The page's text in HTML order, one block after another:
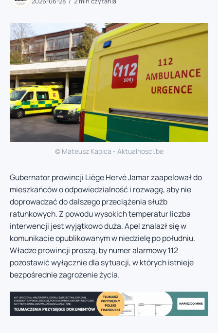
© Mateusz Kapica - Aktualnosci.be
Gubernator prowincji Liège Hervé Jamar zaapelował do
mieszkańców o odpowiedzialność i rozwagę, aby nie
doprowadzać do dalszego przeciążenia służb
ratunkowych. Z powodu wysokich temperatur liczba
interwencji jest wyjątkowo duża. Apel znalazł się w
komunikacie opublikowanym w niedzielę po południu.
Władze prowincji proszą, by numer alarmowy 112
pozostawić wyłącznie dla sytuacji, w których istnieje
bezpośrednie zagrożenie życia.